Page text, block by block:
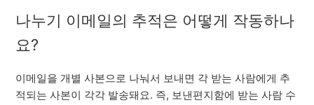
나누기 이메일의 추적은 어떻게 작동하나
요?
이메일을 개별 사본으로 나눠서 보내면 각 받는 사람에게 추
적되는 사본이 각각 발송돼요. 즉, 보낸편지함에 받는 사람 수